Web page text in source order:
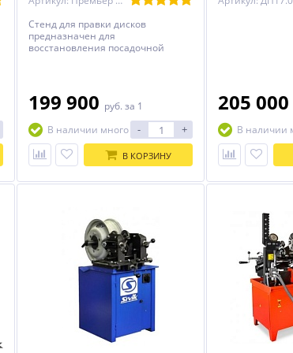
Стенд для правки дисков
предназначен для
восстановления посадочной
199 900 руб. за 1
В наличии много
- +
В КОРЗИНУ
205 000
В наличии